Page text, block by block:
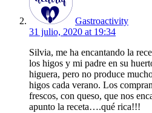
Gastroactivity
31 julio, 2020 at 19:34
Silvia, me ha encantando la
los higos y mi padre en su
higuera, pero no produce
higos cada verano. Los
frescos, con queso, que nos
apunto la receta….qué rica!!!